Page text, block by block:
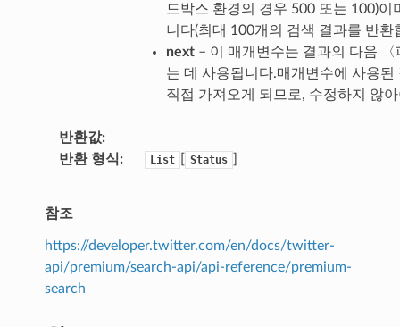
드박스 환경의 경우 500 또는 100)이
니다(최대 100개의 검색 결과를 반환
next– 이 매개변수는 결과의 다음 〈
는 데 사용됩니다.매개변수에 사용된
직접 가져오게 되므로, 수정하지 않
반환값
반환 형식
List Status
참조
https://developer.twitter.com/en/docs/twitter-
api/premium/search-api/api-reference/premium-
search